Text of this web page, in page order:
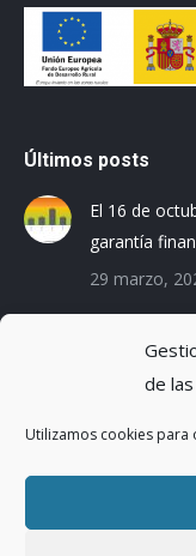
de
Utilizamos cookies para
Últimos posts
El 16 de
garantía
29 marzo,
de la Huella
3 diciembre,
Reduciendo
montaje de